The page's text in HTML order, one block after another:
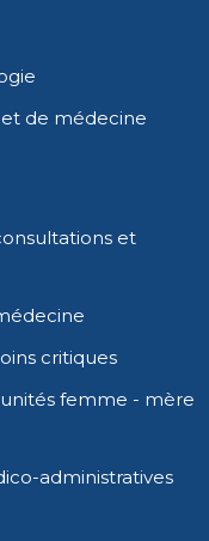
de médecine
et
critiques
femme - mère
administratives